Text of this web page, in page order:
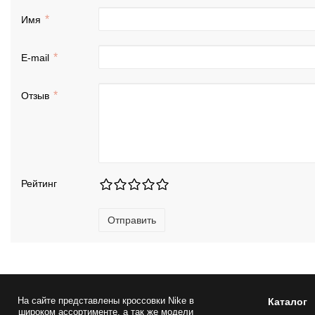
Имя
E-mail
Отзыв
Рейтинг
Отправить
На сайте представлены кроссовки Nikeв
широком ассортименте, а так же модели
Каталог